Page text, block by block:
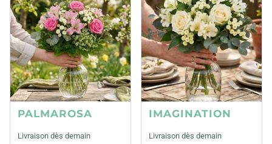
PALMAROSA
Livraison dès demain
IMAGINATION
Livraison dès demain